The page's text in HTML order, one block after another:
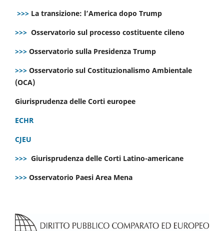
>>> La transizione: l’America dopo Trump
>>> Osservatorio sul processo costituente cileno
>>> Osservatorio sulla Presidenza Trump
>>> Osservatorio sul Costituzionalismo Ambientale
(OCA)
Giurisprudenza delle Corti europee
ECHR
CJEU
>>> Giurisprudenza delle Corti Latino-americane
>>> Osservatorio Paesi Area Mena